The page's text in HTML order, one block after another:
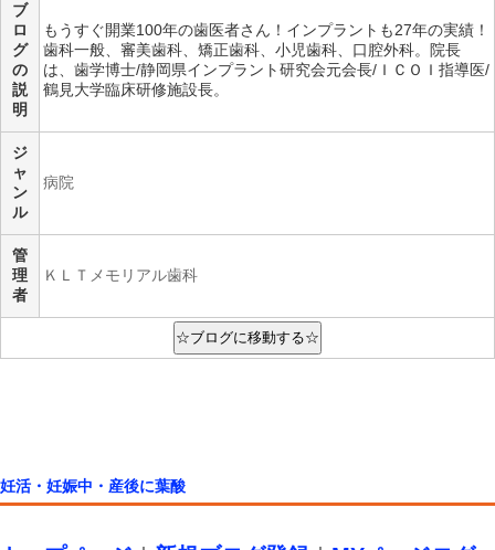
ブ
ロ
グ
の
説
明
もうすぐ開業100年の歯医者さん！インプラントも27年の実績！
歯科一般、審美歯科、矯正歯科、小児歯科、口腔外科。院長
は、歯学博士/静岡県インプラント研究会元会長/ＩＣＯＩ指導医/
鶴見大学臨床研修施設長。
ジ
ャ
ン
ル
病院
管
理
者
ＫＬＴメモリアル歯科
妊活・妊娠中・産後に葉酸